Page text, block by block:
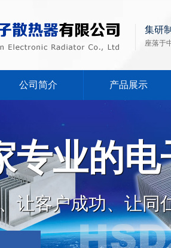
集研
座落于
公司简介 产品展示
专业的
让客户成功、让同